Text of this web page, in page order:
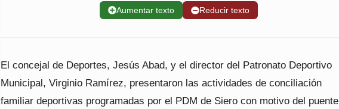
➕Aumentar texto ➖Reducir texto
El concejal de Deportes, Jesús Abad, y el director del Patronato Deportivo
Municipal, Virginio Ramírez, presentaron las actividades de conciliación
familiar deportivas programadas por el PDM de Siero con motivo del puente